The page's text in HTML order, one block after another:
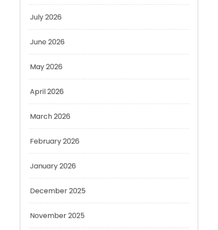
June 2026
December 2025
November 2025